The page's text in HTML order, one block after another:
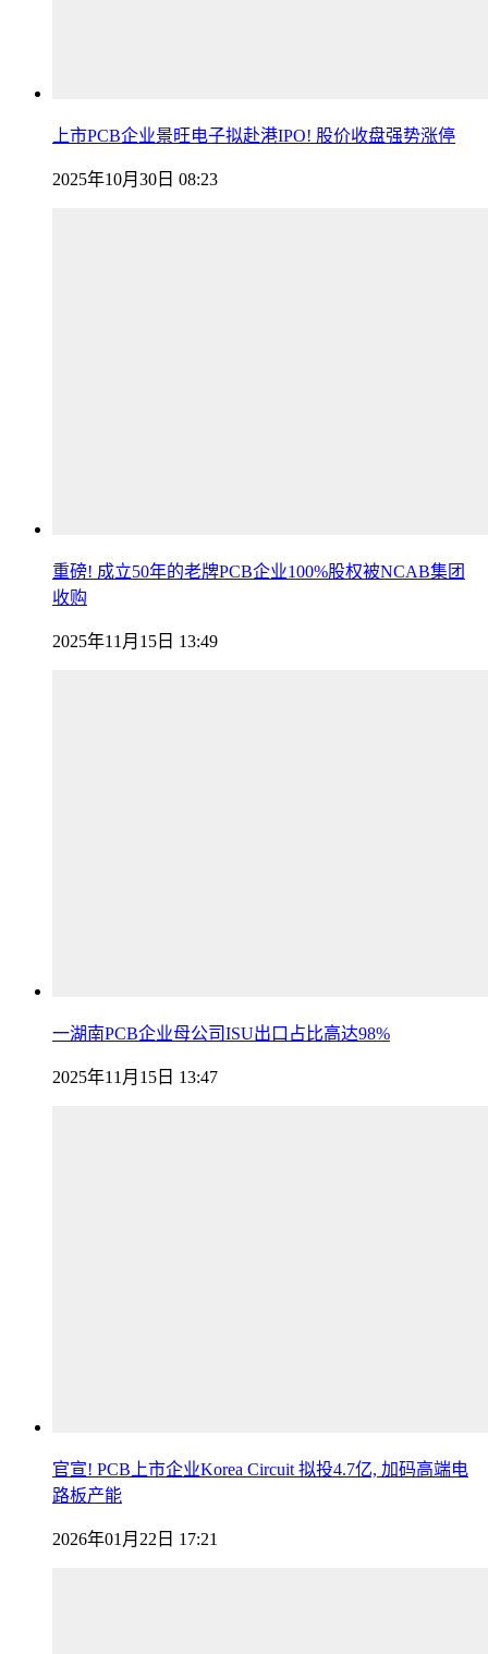
上市PCB企业景旺电子拟赴港IPO! 股价收盘强势涨停
2025年10月30日 08:23
重磅! 成立50年的老牌PCB企业100%股权被NCAB集团
收购
2025年11月15日 13:49
一湖南PCB企业母公司ISU出口占比高达98%
2025年11月15日 13:47
官宣! PCB上市企业Korea Circuit 拟投4.7亿, 加码高端电
路板产能
2026年01月22日 17:21